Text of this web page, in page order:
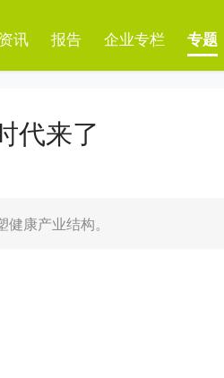
资讯 报告 企业专栏 专题
代来了
康产业结构。